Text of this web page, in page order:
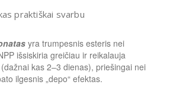
praktiškai svarbu
yra trumpesnis esteris nei
išsiskiria greičiau ir reikalauja
kas 2–3 dienas), priešingai nei
ilgesnis „depo“ efektas.